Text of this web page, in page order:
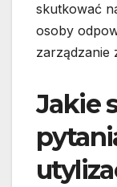
skutkować
osoby
zarządzanie
Jakie